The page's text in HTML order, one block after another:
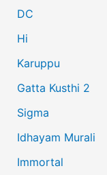
r
:
DC
Hi
Karuppu
Gatta Kusthi 2
Sigma
Idhayam Murali
Immortal